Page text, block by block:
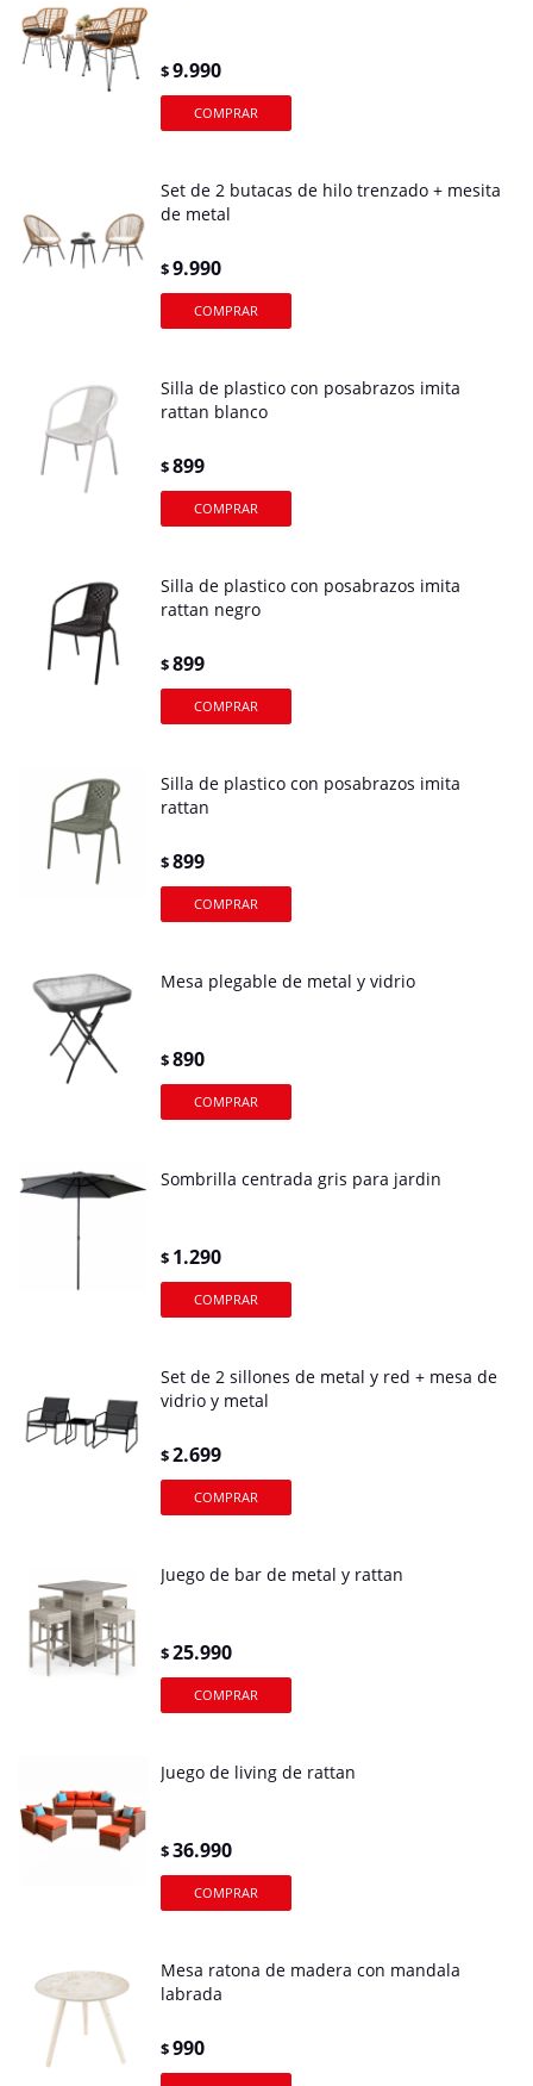
$9.990
Set de 2 butacas de hilo trenzado + mesita
de metal
$9.990
Silla de plastico con posabrazos imita
rattan blanco
$899
Silla de plastico con posabrazos imita
rattan negro
$899
Silla de plastico con posabrazos imita
rattan
$899
Mesa plegable de metal y vidrio
$890
Sombrilla centrada gris para jardin
$ 1.290
Set de 2 sillones de metal y red + mesa de
vidrio y metal
$2.699
Juego de bar de metal y rattan
$25.990
Juego de living de rattan
$36.990
Mesa ratona de madera con mandala
labrada
$990